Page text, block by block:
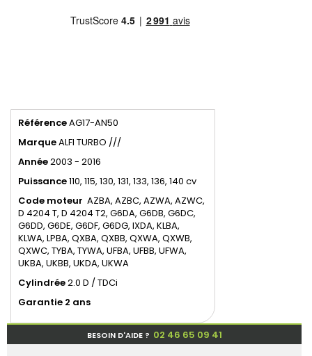
RéférenceAG17-AN50
MarqueALFI TURBO ///
Année2003 - 2016
Puissance110, 115, 130, 131, 133, 136, 140 cv
Code moteur AZBA, AZBC, AZWA, AZWC,
D 4204 T, D 4204 T2, G6DA, G6DB, G6DC,
G6DD, G6DE, G6DF, G6DG, IXDA, KLBA,
KLWA, LPBA, QXBA, QXBB, QXWA, QXWB,
QXWC, TYBA, TYWA, UFBA, UFBB, UFWA,
UKBA, UKBB, UKDA, UKWA
Cylindrée2.0 D / TDCi
Garantie 2 ans
BESOIN D'AIDE ? 02 46 65 09 41